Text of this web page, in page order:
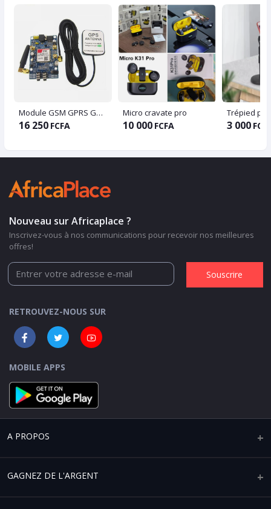
Module GSM GPRS GPS SIM808
16 250 FCFA
Micro cravate pro
10 000 FCFA
Trépied
3 000
Nouveau sur Africaplace ?
Inscrivez-vous à nos communications pour recevoir nos meilleures
offres!
Souscrire
RETROUVEZ-NOUS SUR
MOBILE APPS
A PROPOS
Qui sommes-nous ?
GAGNEZ DE L'ARGENT